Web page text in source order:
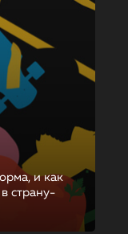
и как
страну-